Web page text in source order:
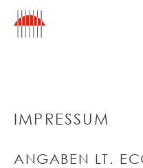
IMPRESSUM
ANGABEN LT.